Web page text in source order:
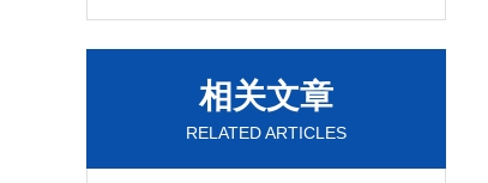
相关文章
RELATED ARTICLES